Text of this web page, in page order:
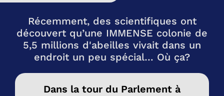
Récemment, des scientifiques ont
découvert qu’une IMMENSE colonie de
5,5 millions d'abeilles vivait dans un
endroit un peu spécial… Où ça?
Dans la tour du Parlement à